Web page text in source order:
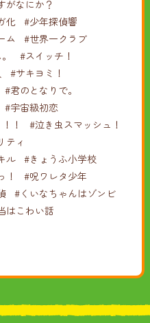
がなにか？
化 #少年探偵響
ム
#世界一クラブ
#スイッチ！
#サキヨミ！
#君のとなりで。
#宇宙級初恋
！
#泣き虫スマッシュ！
ティ
ル #きょうふ小学校
！
#呪ワレタ少年
#くいなちゃんはゾンビ
はこわい話